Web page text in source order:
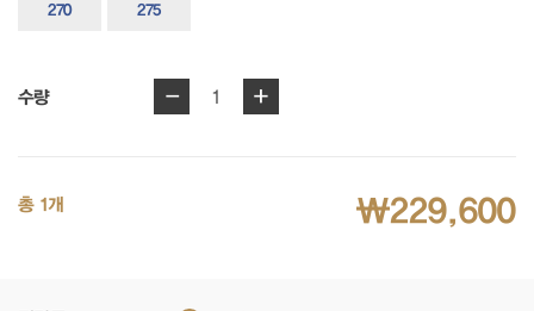
270 275
수량 - 1 +
총 1개 ₩229,600